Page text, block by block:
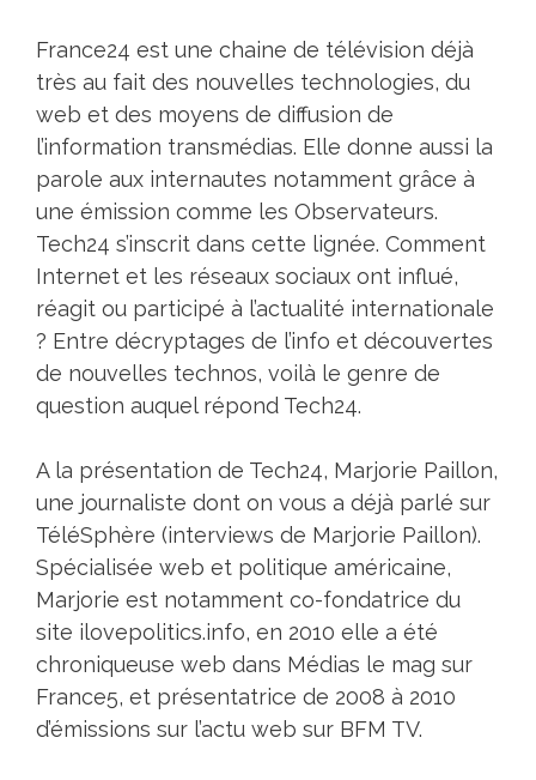
France24 est une chaine de télévision déjà
très au fait des nouvelles technologies, du
web et des moyens de diffusion de
l’information transmédias. Elle donne aussi la
parole aux internautes notamment grâce à
une émission comme les Observateurs.
Tech24 s’inscrit dans cette lignée. Comment
Internet et les réseaux sociaux ont influé,
réagit ou participé à l’actualité internationale
? Entre décryptages de l’info et découvertes
de nouvelles technos, voilà le genre de
question auquel répond Tech24.
A la présentation de Tech24, Marjorie Paillon,
une journaliste dont on vous a déjà parlé sur
TéléSphère (interviews de Marjorie Paillon).
Spécialisée web et politique américaine,
Marjorie est notamment co-fondatrice du
site ilovepolitics.info, en 2010 elle a été
chroniqueuse web dans Médias le mag sur
France5, et présentatrice de 2008 à 2010
d’émissions sur l’actu web sur BFM TV.